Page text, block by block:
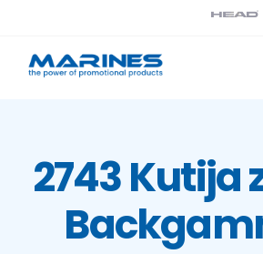
content
Tehnologije tiska
O nama
2743 Kutija